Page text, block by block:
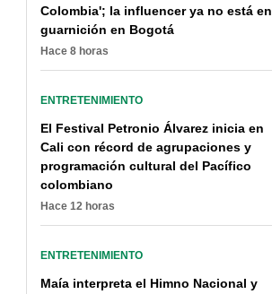
Colombia'; la influencer ya no está en
guarnición en Bogotá
Hace 8 horas
ENTRETENIMIENTO
El Festival Petronio Álvarez inicia en
Cali con récord de agrupaciones y
programación cultural del Pacífico
colombiano
Hace 12 horas
ENTRETENIMIENTO
Maía interpreta el Himno Nacional y